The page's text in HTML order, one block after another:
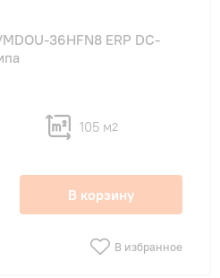
36HFN8 ERP DC-
105 м2
В корзину
В избранное